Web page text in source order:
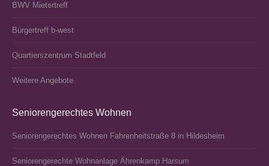
BWV Mietertreff
Bürgertreff b‑west
Quartierszentrum Stadtfeld
Weitere Angebote
Seniorengerechtes Wohnen
Seniorengerechtes Wohnen Fahrenheitstraße 8 in Hildesheim
Seniorengerechte Wohnanlage Ährenkamp Harsum